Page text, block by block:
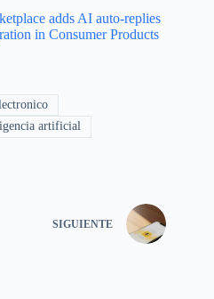
adds AI auto-replies
in Consumer Products
artificial
SIGUIENTE